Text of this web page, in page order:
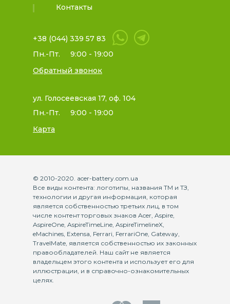
Контакты
+38 (044) 339 57 83
Пн.-Пт.
9:00 - 19:00
Обратный звонок
ул. Голосеевская 17, оф. 104
Пн.-Пт.
9:00 - 19:00
Карта
© 2010-2020. acer-battery.com.ua
Все виды контента: логотипы, названия ТМ и ТЗ,
технологии и другая информация, которая
является собственностью третьих лиц, в том
числе контент торговых знаков Acer, Aspire,
AspireOne, AspireTimeLine, AspireTimelineX,
eMachines, Extensa, Ferrari, FerrariOne, Gateway,
TravelMate, является собственностью их законных
правообладателей. Наш сайт не является
владельцем этого контента и использует его для
иллюстрации, и в справочно-ознакомительных
целях.